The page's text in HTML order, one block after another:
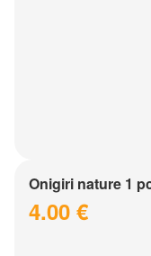
Onigiri nature 1
4.00 €